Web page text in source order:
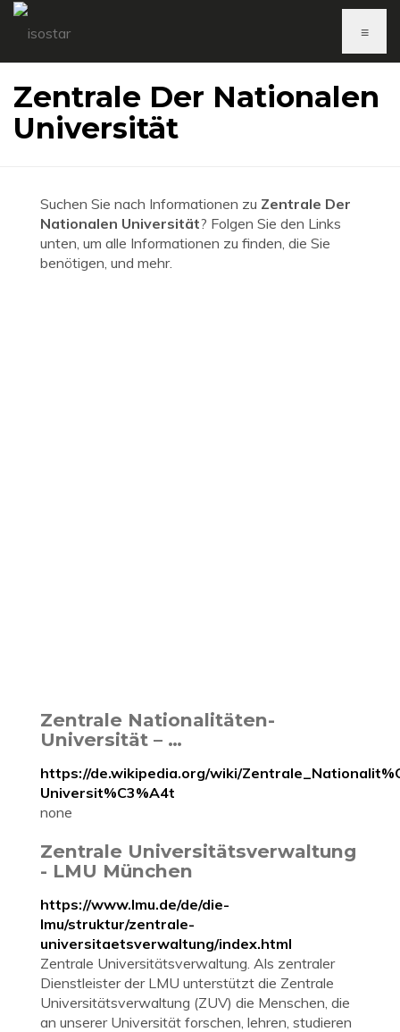
≡
Zentrale Der Nationalen
Universität
Suchen Sie nach Informationen zu Zentrale Der
Nationalen Universität? Folgen Sie den Links
unten, um alle Informationen zu finden, die Sie
benötigen, und mehr.
Zentrale Nationalitäten-
Universität – …
https://de.wikipedia.org/wiki/
Universit%C3%A4t
none
Zentrale Universitätsverwaltung
- LMU München
https://www.lmu.de/de/die-
lmu/struktur/zentrale-
universitaetsverwaltung/index.html
Zentrale Universitätsverwaltung. Als zentraler
Dienstleister der LMU unterstützt die Zentrale
Universitätsverwaltung (ZUV) die Menschen, die
an unserer Universität forschen, lehren, studieren